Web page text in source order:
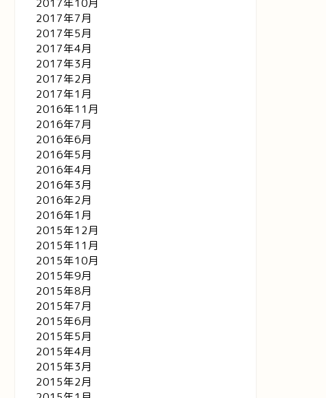
2017年10月
2017年7月
2017年5月
2017年4月
2017年3月
2017年2月
2017年1月
2016年11月
2016年7月
2016年6月
2016年5月
2016年4月
2016年3月
2016年2月
2016年1月
2015年12月
2015年11月
2015年10月
2015年9月
2015年8月
2015年7月
2015年6月
2015年5月
2015年4月
2015年3月
2015年2月